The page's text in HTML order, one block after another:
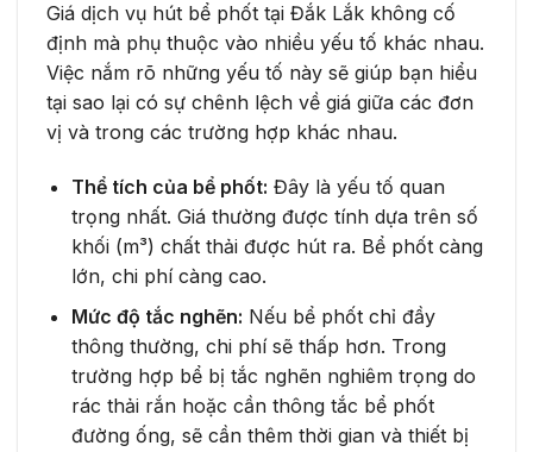
Giá dịch vụ hút bể phốt tại Đắk Lắk không cố
định mà phụ thuộc vào nhiều yếu tố khác nhau.
Việc nắm rõ những yếu tố này sẽ giúp bạn hiểu
tại sao lại có sự chênh lệch về giá giữa các đơn
vị và trong các trường hợp khác nhau.
Thể tích của bể phốt: Đây là yếu tố quan
trọng nhất. Giá thường được tính dựa trên số
khối (m³) chất thải được hút ra. Bể phốt càng
lớn, chi phí càng cao.
Mức độ tắc nghẽn: Nếu bể phốt chỉ đầy
thông thường, chi phí sẽ thấp hơn. Trong
trường hợp bể bị tắc nghẽn nghiêm trọng do
rác thải rắn hoặc cần thông tắc bể phốt
đường ống, sẽ cần thêm thời gian và thiết bị